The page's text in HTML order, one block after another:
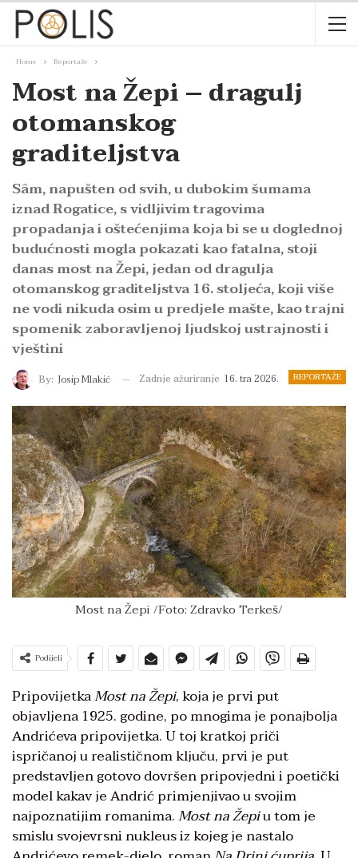
Home Reportaže
Most na Žepi – dragulj
otomanskog
graditeljstva
Sâm, napušten od svih, u dubokim šumama
iznad Rogatice, s vidljivim tragovima
propadanja i oštećenjima koja bi se u doglednoj
budućnosti mogla pokazati kao fatalna, stoji
danas most na Žepi, jedan od dragulja
otomanskog graditeljstva 16. stoljeća, koji više
ne vodi nikuda osim u predjele mašte, kao trajni
spomenik zaboravljenoj ljudskoj ustrajnosti i
vještini
REPORTAŽE
By: Josip Mlakić Zadnje ažuriranje 16. tra 2026.
Most na Žepi /Foto: Zdravko Terkeš/
Podijeli
PripovijetkaMost na Žepi, koja je prvi put
objavljena 1925. godine, po mnogima je ponajbolja
Andrićeva pripovijetka. U toj kratkoj priči
ispričanoj u realističnom ključu, prvi je put
predstavljen gotovo dovršen pripovjedni i poetički
model kakav je Andrić primjenjivao u svojim
najpoznatijim romanima.Most na Žepiu tom je
smislu svojevrsni nukleus iz kojeg je nastalo